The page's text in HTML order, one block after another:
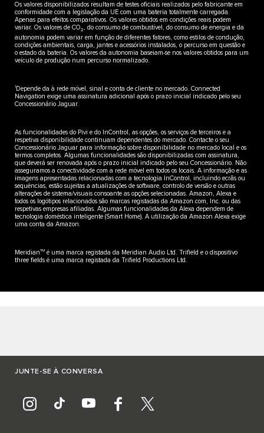
Os valores disponibilizados resultam de testes oficiais realizados pelo fabricante em
conformidade com a legislação da UE com uma bateria totalmente carregada.
Apenas para efeitos comparativos. Os valores obtidos em condições reais podem
variar. Os valores de CO2
, do consumo de combustível, do consumo de energia e da
autonomia podem variar em função de diferentes fatores, como estilos de condução,
condições ambientais, carga, jantes e acessórios instalados, o percurso em questão e
o estado da bateria. Os valores da autonomia baseiam-se nos valores obtidos para um
veículo de produção num percurso normalizado.
1 Depende da à rede móvel, sinal e conta de cliente no mercado. Connected
Navigation exige uma assinatura adicional após o prazo inicial indicado pelo seu
Concessionário Jaguar.
As funcionalidades do Pivi e do InControl, as opções, os serviços de terceiros e a
respetiva disponibilidade continuam dependentes do mercado. Contacte o seu
Concessionário Jaguar para informação sobre disponibilidade no mercado local e os
termos completos. Algumas funcionalidades são disponibilizadas com assinatura,
que deverá ser renovada após o prazo inicial indicado pelo seu Concessionário. Não
asseguramos a conectividade com a rede móvel em todos os locais. A informação e as
imagens apresentadas relacionadas com a tecnologia InControl, incluindo ecrãs ou
sequências, estão sujeitas a atualizações de software, controlo de versão e outras
alterações de sistema/visuais consoante as opções selecionadas. Amazon, Alexa e
todos os logótipos relacionados são marcas registadas da Amazon.com, Inc. ou das
respetivas empresas afiliadas. Algumas funcionalidades da Alexa dependem de
tecnologia doméstica inteligente (Smart Home). A utilização da Amazon Alexa exige
uma conta da Amazon.
MeridianTM é uma marca registada da Meridian Audio Ltd. Trifield e o dispositivo
three fields é uma marca registada da Trifield Productions Ltd.
JUNTE-SE À CONVERSA